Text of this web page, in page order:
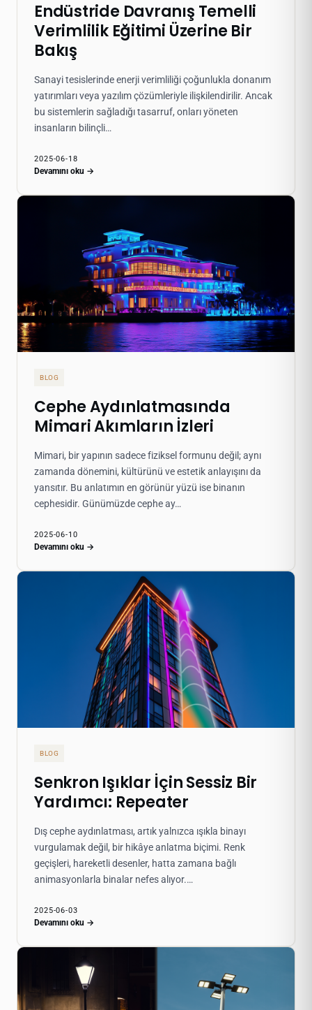
Endüstride Davranış Temelli
Verimlilik Eğitimi Üzerine Bir
Bakış
Sanayi tesislerinde enerji verimliliği çoğunlukla donanım
yatırımları veya yazılım çözümleriyle ilişkilendirilir. Ancak
bu sistemlerin sağladığı tasarruf, onları yöneten
insanların bilinçli…
2025-06-18
Devamını oku →
BLOG
Cephe Aydınlatmasında
Mimari Akımların İzleri
Mimari, bir yapının sadece fiziksel formunu değil; aynı
zamanda dönemini, kültürünü ve estetik anlayışını da
yansıtır. Bu anlatımın en görünür yüzü ise binanın
cephesidir. Günümüzde cephe ay…
2025-06-10
Devamını oku →
BLOG
Senkron Işıklar İçin Sessiz Bir
Yardımcı: Repeater
Dış cephe aydınlatması, artık yalnızca ışıkla binayı
vurgulamak değil, bir hikâye anlatma biçimi. Renk
geçişleri, hareketli desenler, hatta zamana bağlı
animasyonlarla binalar nefes alıyor.…
2025-06-03
Devamını oku →